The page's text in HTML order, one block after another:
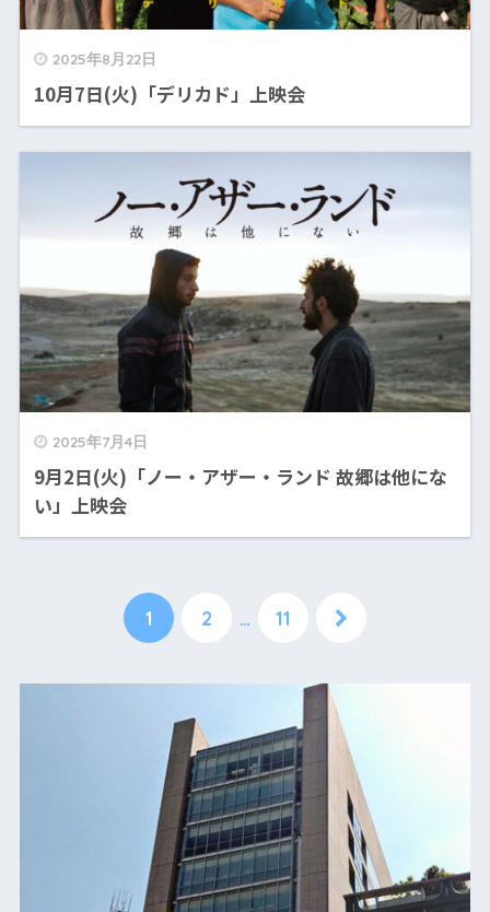
2025年8月22日
10月7日(火)「デリカド」上映会
2025年7月4日
9月2日(火)「ノー・アザー・ランド 故郷は他にな
い」上映会
1 2 … 11